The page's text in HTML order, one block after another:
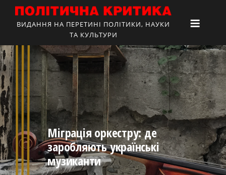
ВИДАННЯ НА ПЕРЕТИНІ ПОЛІТИКИ, НАУКИ
ТА КУЛЬТУРИ
Міграція оркестру: де
заробляють українські
музиканти